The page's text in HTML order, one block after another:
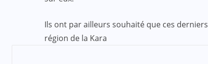
Ils ont par ailleurs souhaité que ces
région de la Kara